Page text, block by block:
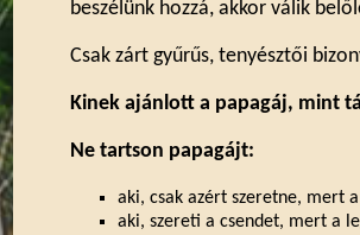
beszélünk hozzá, akkor válik
Csak zárt gyűrűs, tenyésztői
Kinek ajánlott a papagáj, mint
Ne tartson papagájt:
aki, csak azért szeretne, mert
aki, szereti a csendet, mert a